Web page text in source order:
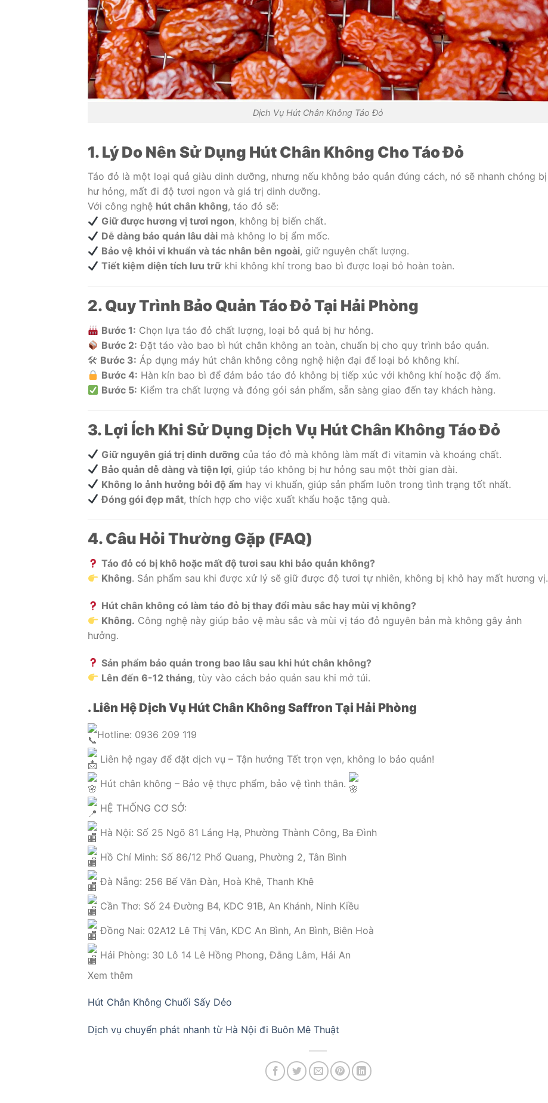
Dịch Vụ Hút Chân Không Táo Đỏ
1. Lý Do Nên Sử Dụng Hút Chân Không Cho Táo Đỏ
Táo đỏ là một loại quả giàu dinh dưỡng, nhưng nếu không bảo quản đúng cách, nó sẽ nhanh chóng bị
hư hỏng, mất đi độ tươi ngon và giá trị dinh dưỡng.
Với công nghệ hút chân không, táo đỏ sẽ:
Giữ được hương vị tươi ngon, không bị biến chất.
Dễ dàng bảo quản lâu dài mà không lo bị ẩm mốc.
Bảo vệ khỏi vi khuẩn và tác nhân bên ngoài, giữ nguyên chất lượng.
Tiết kiệm diện tích lưu trữkhi không khí trong bao bì được loại bỏ hoàn toàn.
2. Quy Trình Bảo Quản Táo Đỏ Tại Hải Phòng
Bước 1: Chọn lựa táo đỏ chất lượng, loại bỏ quả bị hư hỏng.
Bước 2: Đặt táo vào bao bì hút chân không an toàn, chuẩn bị cho quy trình bảo quản.
🛠 Bước 3: Áp dụng máy hút chân không công nghệ hiện đại để loại bỏ không khí.
Bước 4: Hàn kín bao bì để đảm bảo táo đỏ không bị tiếp xúc với không khí hoặc độ ẩm.
Bước 5: Kiểm tra chất lượng và đóng gói sản phẩm, sẵn sàng giao đến tay khách hàng.
3. Lợi Ích Khi Sử Dụng Dịch Vụ Hút Chân Không Táo Đỏ
Giữ nguyên giá trị dinh dưỡng của táo đỏ mà không làm mất đi vitamin và khoáng chất.
Bảo quản dễ dàng và tiện lợi, giúp táo không bị hư hỏng sau một thời gian dài.
Không lo ảnh hưởng bởi độ ẩm hay vi khuẩn, giúp sản phẩm luôn trong tình trạng tốt nhất.
Đóng gói đẹp mắt, thích hợp cho việc xuất khẩu hoặc tặng quà.
4. Câu Hỏi Thường Gặp (FAQ)
Táo đỏ có bị khô hoặc mất độ tươi sau khi bảo quản không?
Không. Sản phẩm sau khi được xử lý sẽ giữ được độ tươi tự nhiên, không bị khô hay mất hương vị.
Hút chân không có làm táo đỏ bị thay đổi màu sắc hay mùi vị không?
Không. Công nghệ này giúp bảo vệ màu sắc và mùi vị táo đỏ nguyên bản mà không gây ảnh
hưởng.
Sản phẩm bảo quản trong bao lâu sau khi hút chân không?
Lên đến 6-12 tháng, tùy vào cách bảo quản sau khi mở túi.
. Liên Hệ Dịch Vụ Hút Chân Không Saffron Tại Hải Phòng
Hotline: 0936 209 119
Liên hệ ngay để đặt dịch vụ – Tận hưởng Tết trọn vẹn, không lo bảo quản!
Hút chân không – Bảo vệ thực phẩm, bảo vệ tình thân.
HỆ THỐNG CƠ SỞ:
Hà Nội: Số 25 Ngõ 81 Láng Hạ, Phường Thành Công, Ba Đình
Hồ Chí Minh: Số 86/12 Phổ Quang, Phường 2, Tân Bình
Đà Nẵng: 256 Bế Văn Đàn, Hoà Khê, Thanh Khê
Cần Thơ: Số 24 Đường B4, KDC 91B, An Khánh, Ninh Kiều
Đồng Nai: 02A12 Lê Thị Vân, KDC An Bình, An Bình, Biên Hoà
Hải Phòng: 30 Lô 14 Lê Hồng Phong, Đằng Lâm, Hải An
Xem thêm
Hút Chân Không Chuối Sấy Dẻo
Dịch vụ chuyển phát nhanh từ Hà Nội đi Buôn Mê Thuật